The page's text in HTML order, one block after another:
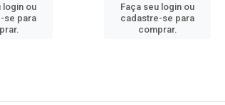
login ou
se para
Faça seu login ou
cadastre-se para
comprar.